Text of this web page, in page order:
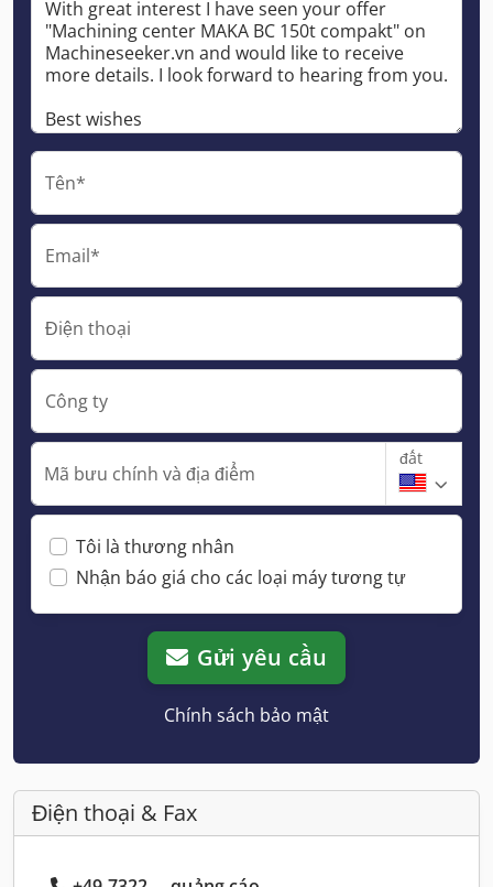
Tên*
Email*
Điện thoại
Công ty
Mã bưu chính và địa điểm
đất
Tôi là thương nhân
Nhận báo giá cho các loại máy tương tự
Gửi yêu cầu
Chính sách bảo mật
Điện thoại & Fax